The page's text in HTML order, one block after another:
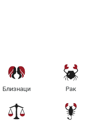
Близнаци Рак